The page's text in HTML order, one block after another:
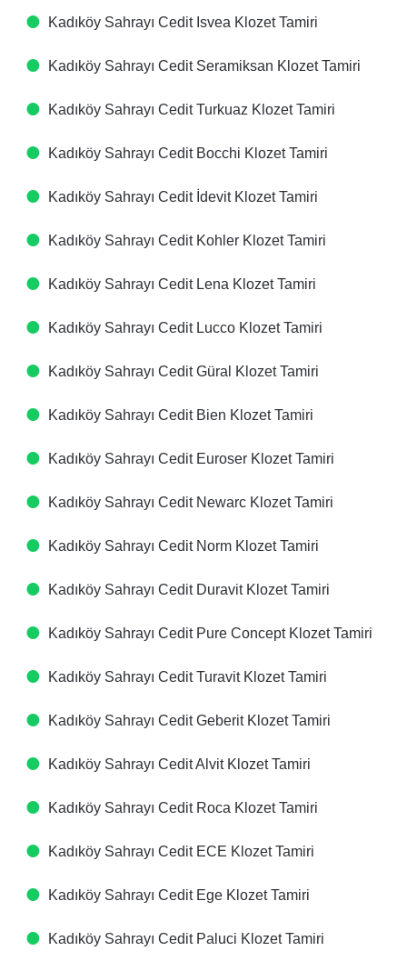
Kadıköy Sahrayı Cedit Isvea Klozet Tamiri
Kadıköy Sahrayı Cedit Seramiksan Klozet Tamiri
Kadıköy Sahrayı Cedit Turkuaz Klozet Tamiri
Kadıköy Sahrayı Cedit Bocchi Klozet Tamiri
Kadıköy Sahrayı Cedit İdevit Klozet Tamiri
Kadıköy Sahrayı Cedit Kohler Klozet Tamiri
Kadıköy Sahrayı Cedit Lena Klozet Tamiri
Kadıköy Sahrayı Cedit Lucco Klozet Tamiri
Kadıköy Sahrayı Cedit Güral Klozet Tamiri
Kadıköy Sahrayı Cedit Bien Klozet Tamiri
Kadıköy Sahrayı Cedit Euroser Klozet Tamiri
Kadıköy Sahrayı Cedit Newarc Klozet Tamiri
Kadıköy Sahrayı Cedit Norm Klozet Tamiri
Kadıköy Sahrayı Cedit Duravit Klozet Tamiri
Kadıköy Sahrayı Cedit Pure Concept Klozet Tamiri
Kadıköy Sahrayı Cedit Turavit Klozet Tamiri
Kadıköy Sahrayı Cedit Geberit Klozet Tamiri
Kadıköy Sahrayı Cedit Alvit Klozet Tamiri
Kadıköy Sahrayı Cedit Roca Klozet Tamiri
Kadıköy Sahrayı Cedit ECE Klozet Tamiri
Kadıköy Sahrayı Cedit Ege Klozet Tamiri
Kadıköy Sahrayı Cedit Paluci Klozet Tamiri